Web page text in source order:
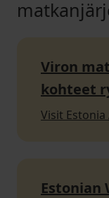
Viron
kohteet
Visit Estonia
Estonian